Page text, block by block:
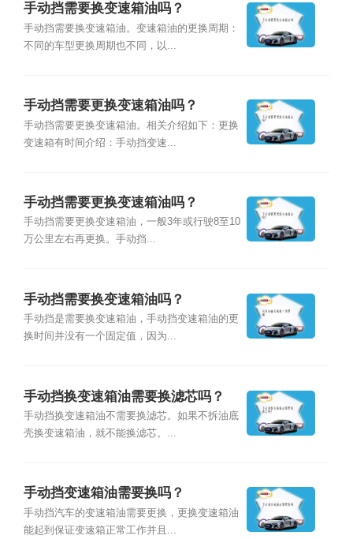
手动挡需要换变速箱油吗？
手动挡需要换变速箱油。变速箱油的更换周期：
不同的车型更换周期也不同，以...
手动挡需要更换变速箱油吗？
手动挡需要更换变速箱油。相关介绍如下：更换
变速箱有时间介绍：手动挡变速...
手动挡需要更换变速箱油吗？
手动挡需要更换变速箱油，一般3年或行驶8至10
万公里左右再更换。手动挡...
手动挡需要换变速箱油吗？
手动挡是需要换变速箱油，手动挡变速箱油的更
换时间并没有一个固定值，因为...
手动挡换变速箱油需要换滤芯吗？
手动挡换变速箱油不需要换滤芯。如果不拆油底
壳换变速箱油，就不能换滤芯。...
手动挡变速箱油需要换吗？
手动挡汽车的变速箱油需要更换，更换变速箱油
能起到保证变速箱正常工作并且...